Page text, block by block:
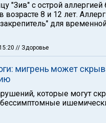
"Зив" с острой
возрасте 8 и 12 лет.
для
// Здоровье
мигрень может
которые могут